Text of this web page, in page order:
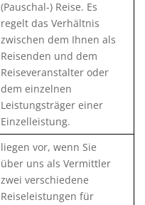
(Pauschal-) Reise. Es
regelt das Verhältnis
zwischen dem Ihnen als
Reisenden und dem
Reiseveranstalter oder
dem einzelnen
Leistungsträger einer
Einzelleistung.
liegen vor, wenn Sie
über uns als Vermittler
zwei verschiedene
Reiseleistungen für